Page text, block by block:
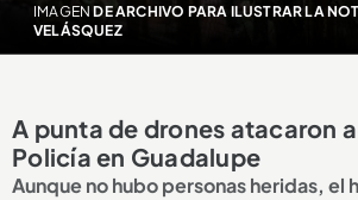
IMAGEN DE ARCHIVO PARA ILUSTRAR LA
VELÁSQUEZ
A punta de drones atacaron
Policía en Guadalupe
Aunque no hubo personas heridas, el